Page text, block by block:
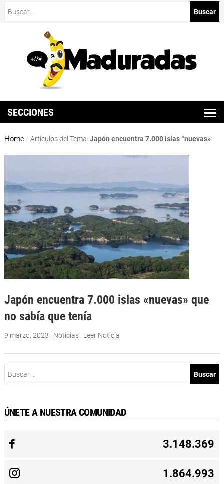
SECCIONES
Home / Artículos del Tema: Japón encuentra 7.000 islas “nuevas»
Japón encuentra 7.000 islas «nuevas» que
no sabía que tenía
9 marzo, 2023 | Noticias | Leer Noticia
ÚNETE A NUESTRA COMUNIDAD
3.148.369
1.864.993